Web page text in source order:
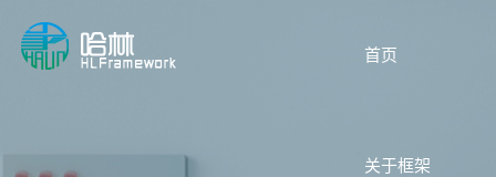
首页
关于框架